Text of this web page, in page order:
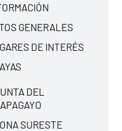
GENERALES
DE INTERÉS
DEL
SURESTE